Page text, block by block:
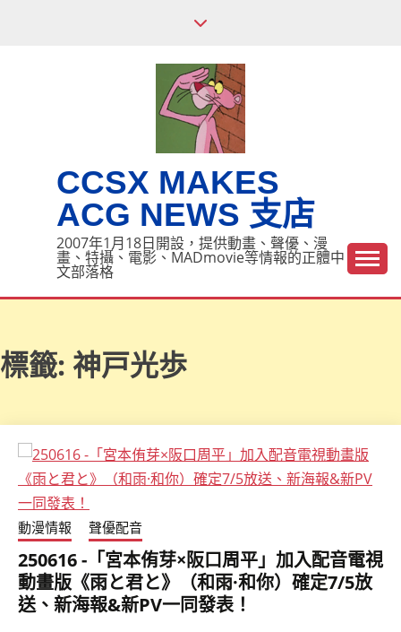
CCSX MAKES
ACG NEWS 支店
2007年1月18日開設，提供動畫、聲優、漫
畫、特攝、電影、MADmovie等情報的正體中
文部落格
標籤: 神戸光歩
動漫情報 聲優配音
250616 -「宮本侑芽×阪口周平」加入配音電視
動畫版《雨と君と》（和雨·和你）確定7/5放
送、新海報&新PV一同發表！